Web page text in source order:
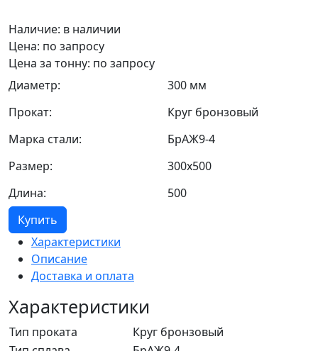
Наличие: в наличии
Цена: по запросу
Цена за тонну: по запросу
Диаметр:
300 мм
Прокат:
Круг бронзовый
Марка стали:
БрАЖ9-4
Размер:
300х500
Длина:
500
Купить
Характеристики
Описание
Доставка и оплата
Характеристики
Тип проката
Круг бронзовый